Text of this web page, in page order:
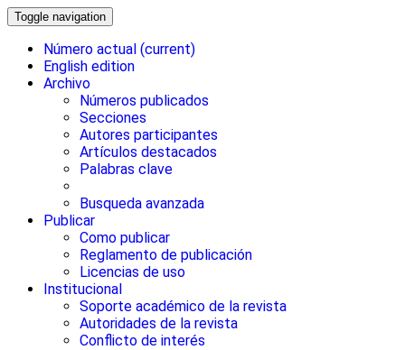
Toggle navigation
Número actual (current)
English edition
Archivo
Números publicados
Secciones
Autores participantes
Artículos destacados
Palabras clave
Busqueda avanzada
Publicar
Como publicar
Reglamento de publicación
Licencias de uso
Institucional
Soporte académico de la revista
Autoridades de la revista
Conflicto de interés